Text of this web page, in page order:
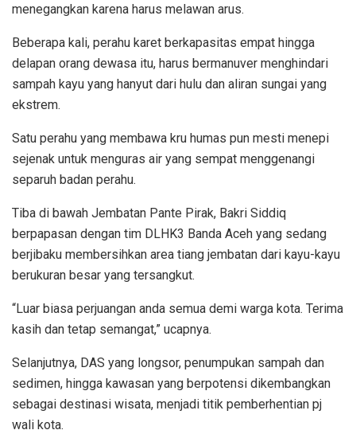
menegangkan karena harus melawan arus.
Beberapa kali, perahu karet berkapasitas empat hingga
delapan orang dewasa itu, harus bermanuver menghindari
sampah kayu yang hanyut dari hulu dan aliran sungai yang
ekstrem.
Satu perahu yang membawa kru humas pun mesti menepi
sejenak untuk menguras air yang sempat menggenangi
separuh badan perahu.
Tiba di bawah Jembatan Pante Pirak, Bakri Siddiq
berpapasan dengan tim DLHK3 Banda Aceh yang sedang
berjibaku membersihkan area tiang jembatan dari kayu-kayu
berukuran besar yang tersangkut.
“Luar biasa perjuangan anda semua demi warga kota. Terima
kasih dan tetap semangat,” ucapnya.
Selanjutnya, DAS yang longsor, penumpukan sampah dan
sedimen, hingga kawasan yang berpotensi dikembangkan
sebagai destinasi wisata, menjadi titik pemberhentian pj
wali kota.